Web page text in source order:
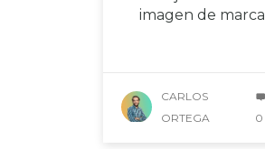
imagen de marca
CARLOS
ORTEGA
0